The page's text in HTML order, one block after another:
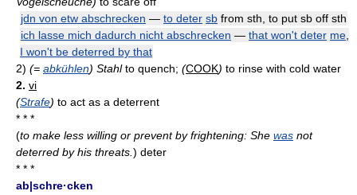
jdn von etw abschrecken — to deter sb from sth, to put sb off sth
ich lasse mich dadurch nicht abschrecken — that won't deter me
I won't be deterred by that
2) (= abkühlen) Stahlto quench; (COOK) to rinse with cold water
2. vi
(Strafe) to act as a deterrent
* * *
(to make less willing or prevent by frightening: She was not
deterred by his threats. ) deter
* * *
ab|schre·cken